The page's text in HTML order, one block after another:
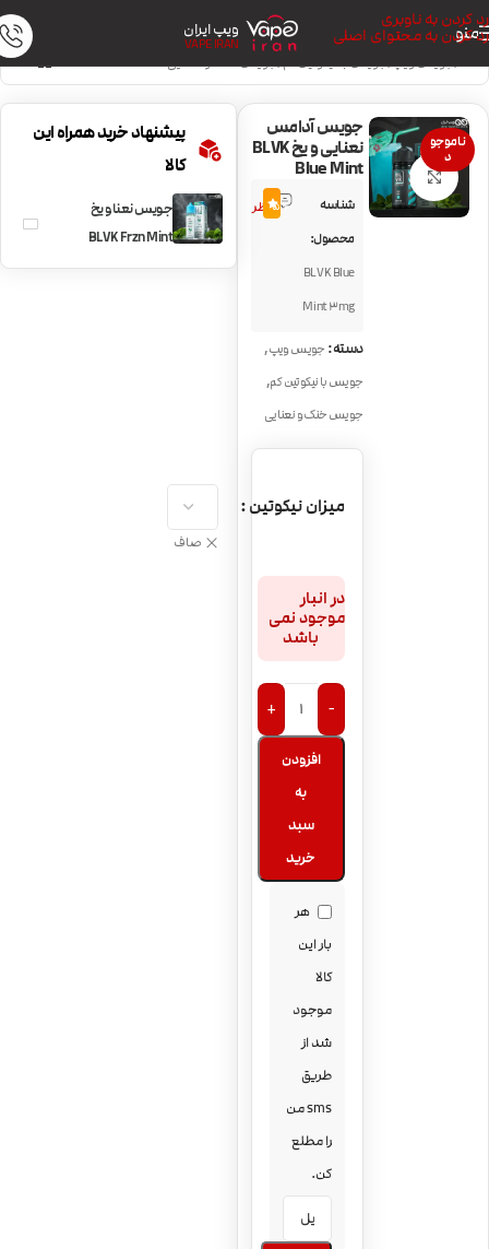
رد کردن به ناوبری
رد کردن به محتوای اصلی
منو ویپ ایران
VAPE IRAN
خانه/جویس ویپ/جویس با نیکوتین کم/جویس خنک و نعنایی
ناموجو
د
بزرگنمایی تصویر
جویس آدامس
نعنایی و یخ BLVK
Blue Mint
شناسه
محصول:
BLVK Blue
Mint 3mg
1
نظر5.0
دسته: جویس ویپ,
جویس با نیکوتین کم,
جویس خنک و نعنایی
میزان نیکوتین
صاف
در انبار
موجود نمی
باشد
-
+
افزودن
به
سبد
خرید
هر
بار این
کالا
موجود
شد از
طریق
sms من
را مطلع
کن.
پیشنهاد خرید همراه این
کالا
جویس نعنا و یخ
BLVK Frzn Mint